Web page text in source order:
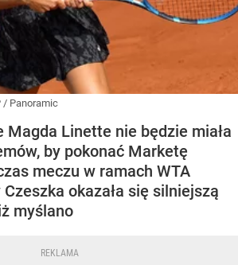
/ Panoramic
Magda Linette nie będzie miała
by pokonać Marketę
meczu w ramach WTA
okazała się silniejszą
myślano